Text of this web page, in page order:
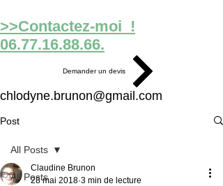
>>Contactez-moi !
06.77.16.88.66.
Demander un devis
chlodyne.brunon@gmail.com
Post
All Posts
All Posts
Claudine Brunon
28 mai 2018 3 min de lecture